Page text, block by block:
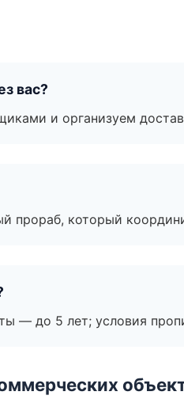
вас?
и организуем
прораб, который
— до 5 лет; условия